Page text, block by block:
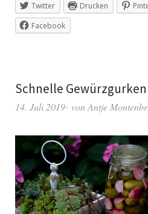
Twitter Drucken
Facebook
Schnelle
14. Juli 2019 vonAntje